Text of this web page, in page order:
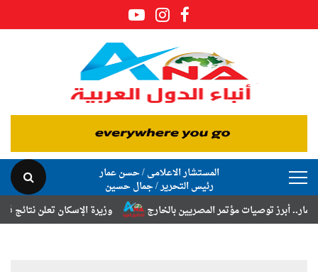
المستشار الاعلامى / حسن عمار
رئيس التحرير / جمال حسين
وزيرة الإسكان تعلن نتائج قرعة
توصيات مؤتمر المصريين بالخارج